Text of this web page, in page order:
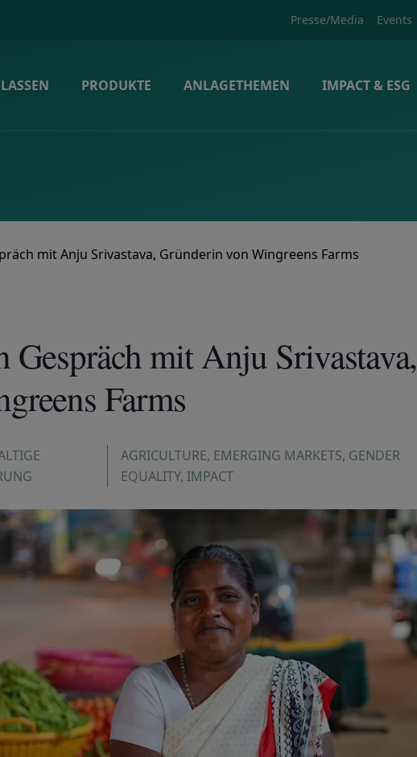
Presse/Media Events
PRODUKTE ANLAGETHEMEN IMPACT & ESG
mit Anju Srivastava, Gründerin von Wingreens Farms
mit Anju Srivastava,
Farms
AGRICULTURE, EMERGING MARKETS, GENDER
EQUALITY, IMPACT